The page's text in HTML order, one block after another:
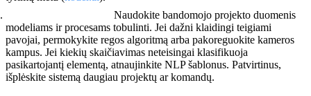
Naudokite bandomojo projekto duomenis
modeliams ir procesams tobulinti. Jei dažni klaidingi teigiami
pavojai, permokykite regos algoritmą arba pakoreguokite kameros
kampus. Jei kiekių skaičiavimas neteisingai klasifikuoja
pasikartojantį elementą, atnaujinkite NLP šablonus. Patvirtinus,
išplėskite sistemą daugiau projektų ar komandų.